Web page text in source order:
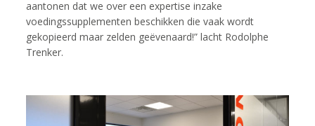
aantonen dat we over een expertise inzake
voedingssupplementen beschikken die vaak wordt
gekopieerd maar zelden geëvenaard!” lacht Rodolphe
Trenker.